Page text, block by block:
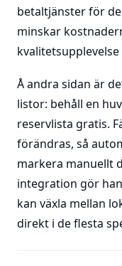
betaltjänster för
minskar
Å andra sidan är
listor: behåll en
reservlista gratis.
förändras, så
markera manuellt
integration gör
kan växla mellan
direkt i de flesta